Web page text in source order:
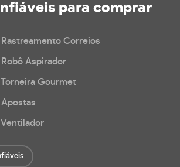
para comprar
Correios
Aspirador
Gourmet